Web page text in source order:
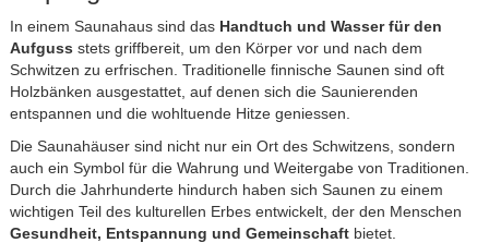
In einem Saunahaus sind das Handtuch und Wasser für den
Aufguss stets griffbereit, um den Körper vor und nach dem
Schwitzen zu erfrischen. Traditionelle finnische Saunen sind oft
Holzbänken ausgestattet, auf denen sich die Saunierenden
entspannen und die wohltuende Hitze geniessen.
Die Saunahäuser sind nicht nur ein Ort des Schwitzens, sondern
auch ein Symbol für die Wahrung und Weitergabe von Traditionen.
Durch die Jahrhunderte hindurch haben sich Saunen zu einem
wichtigen Teil des kulturellen Erbes entwickelt, der den Menschen
Gesundheit, Entspannung und Gemeinschaftbietet.